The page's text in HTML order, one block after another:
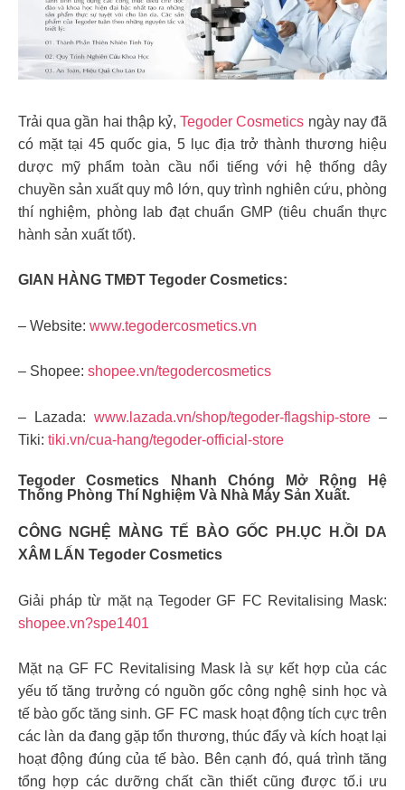
Trải qua gần hai thập kỷ,Tegoder Cosmetics ngày nay đã
có mặt tại 45 quốc gia, 5 lục địa trở thành thương hiệu
dược mỹ phẩm toàn cầu nổi tiếng với hệ thống dây
chuyền sản xuất quy mô lớn, quy trình nghiên cứu, phòng
thí nghiệm, phòng lab đạt chuẩn GMP (tiêu chuẩn thực
hành sản xuất tốt).
GIAN HÀNG TMĐT Tegoder Cosmetics:
– Website: www.tegodercosmetics.vn
– Shopee: shopee.vn/tegodercosmetics
– Lazada: www.lazada.vn/shop/tegoder-flagship-store –
Tiki: tiki.vn/cua-hang/tegoder-official-store
Tegoder Cosmetics Nhanh Chóng Mở Rộng Hệ
Thống Phòng Thí Nghiệm Và Nhà Máy Sản Xuất.
CÔNG NGHỆ MÀNG TẾ BÀO GỐC PH.ỤC H.ỒI DA
XÂM LẤN Tegoder Cosmetics
Giải pháp từ mặt nạ Tegoder GF FC Revitalising Mask:
shopee.vn?spe1401
Mặt nạ GF FC Revitalising Mask là sự kết hợp của các
yếu tố tăng trưởng có nguồn gốc công nghệ sinh học và
tế bào gốc tăng sinh. GF FC mask hoạt động tích cực trên
các làn da đang gặp tổn thương, thúc đẩy và kích hoạt lại
hoạt động đúng của tế bào. Bên cạnh đó, quá trình tăng
tổng hợp các dưỡng chất cần thiết cũng được tố.i ưu